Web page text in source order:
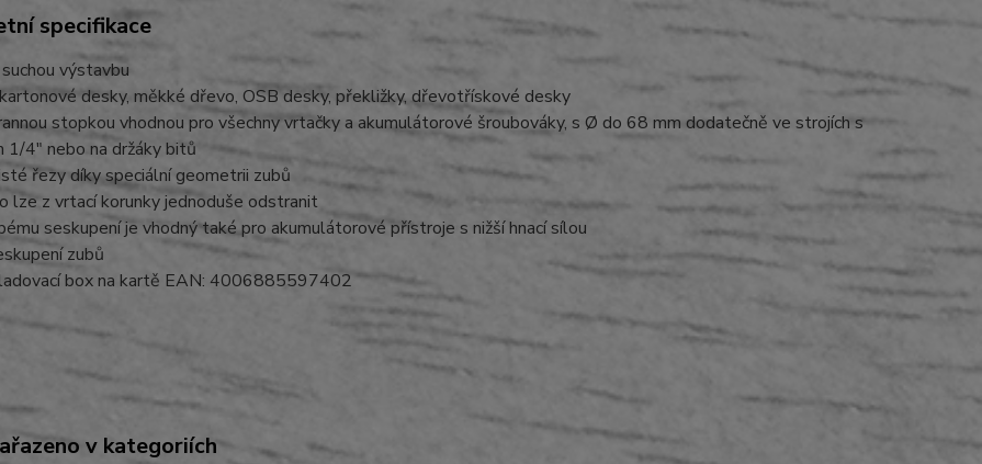
specifikace
výstavbu
desky, měkké dřevo, OSB desky, překližky, dřevotřískové desky
stopkou vhodnou pro všechny vrtačky a akumulátorové šroubováky, s Ø do 68 mm dodatečně ve strojích s
1/4" nebo na držáky bitů
řezy díky speciální geometrii zubů
lze z vrtací korunky jednoduše odstranit
seskupení je vhodný také pro akumulátorové přístroje s nižší hnací sílou
zubů
box na kartě EAN: 4006885597402
v kategoriích